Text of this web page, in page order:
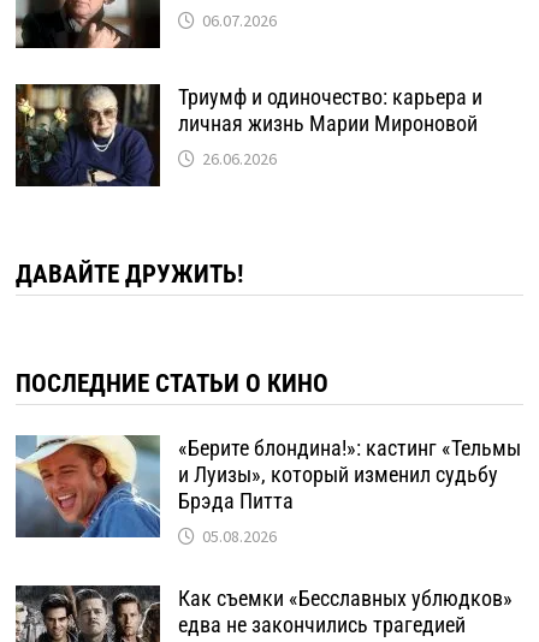
06.07.2026
Триумф и одиночество: карьера и
личная жизнь Марии Мироновой
26.06.2026
ДАВАЙТЕ ДРУЖИТЬ!
ПОСЛЕДНИЕ СТАТЬИ О КИНО
«Берите блондина!»: кастинг «Тельмы
и Луизы», который изменил судьбу
Брэда Питта
05.08.2026
Как съемки «Бесславных ублюдков»
едва не закончились трагедией